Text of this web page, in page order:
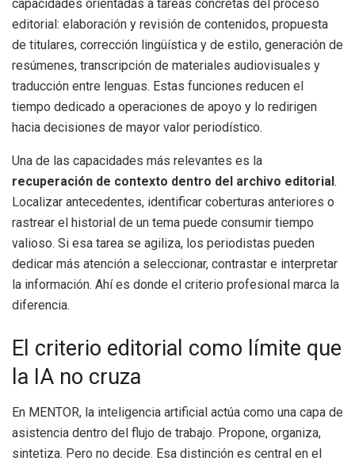
capacidades orientadas a tareas concretas del proceso
editorial: elaboración y revisión de contenidos, propuesta
de titulares, corrección lingüística y de estilo, generación de
resúmenes, transcripción de materiales audiovisuales y
traducción entre lenguas. Estas funciones reducen el
tiempo dedicado a operaciones de apoyo y lo redirigen
hacia decisiones de mayor valor periodístico.
Una de las capacidades más relevantes es la
recuperación de contexto dentro del archivo editorial .
Localizar antecedentes, identificar coberturas anteriores o
rastrear el historial de un tema puede consumir tiempo
valioso. Si esa tarea se agiliza, los periodistas pueden
dedicar más atención a seleccionar, contrastar e interpretar
la información. Ahí es donde el criterio profesional marca la
diferencia.
El criterio editorial como límite que
la IA no cruza
En MENTOR, la inteligencia artificial actúa como una capa de
asistencia dentro del flujo de trabajo. Propone, organiza,
sintetiza. Pero no decide. Esa distinción es central en el